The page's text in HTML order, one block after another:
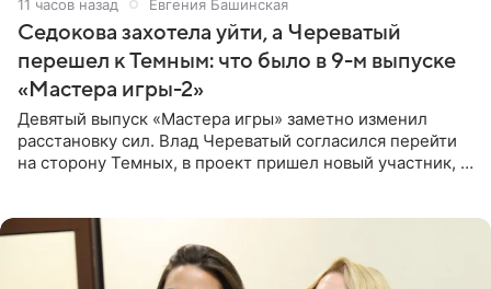
11 часов назад Евгения Башинская
Седокова захотела уйти, а Череватый
перешел к Темным: что было в 9-м выпуске
«Мастера игры-2»
Девятый выпуск «Мастера игры» заметно изменил
расстановку сил. Влад Череватый согласился перейти
на сторону Темных, в проект пришел новый участник, а